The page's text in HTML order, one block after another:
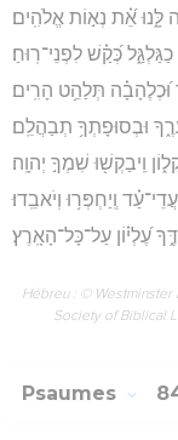
אֵ֝֗ת נְא֣וֹת אֱלֹהִֽים׃
כְּ֝קַ֗שׁ לִפְנֵי־רֽוּחַ׃
תְּלַהֵ֥ט הָרִֽים׃
וּבְסוּפָתְךָ֥ תְבַהֲלֵֽם׃
וִֽיבַקְשׁ֖וּ שִׁמְךָ֣ יְהוָֽה׃
וְֽיַחְפְּר֥וּ וְיֹאבֵֽדוּ׃
עֶ֝לְי֗וֹן עַל־כָּל־הָאָֽרֶץ׃
Hébreu : © Westminster
Society of Biblical
Psaumes